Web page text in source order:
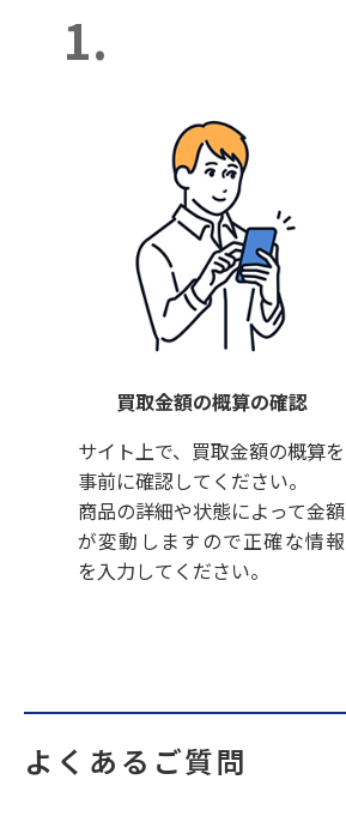
1.
買取金額の概算の確認
サイト上で、買取金額の概算を
事前に確認してください。
商品の詳細や状態によって金額
が変動しますので正確な情報
を入力してください。
よくあるご質問